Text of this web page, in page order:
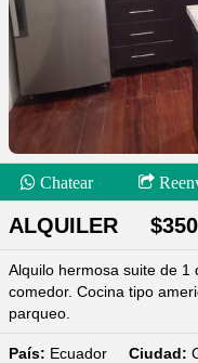
Chatear
ALQUILER
Alquilo hermosa suite de 1
comedor. Cocina tipo
parqueo.
País: Ecuador Ciudad: